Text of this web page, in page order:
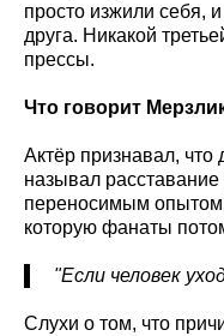
просто изжили себя,
друга. Никакой
прессы.
Что говорит
Актёр признавал, что
называл
переносимым
которую фанаты
"Если человек
Слухи о том, что